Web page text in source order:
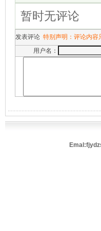
暂时无评论
发表评论 特别声明：评论内容
用户名：